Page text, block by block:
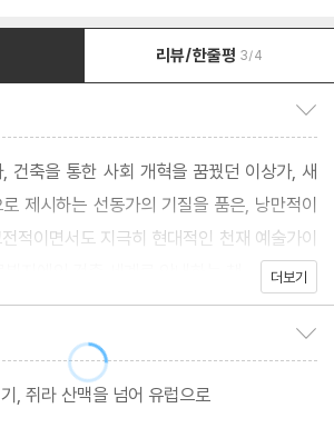
리뷰/한줄평 3/4
건축을 통한 사회 개혁을 꿈꿨던 이상가, 새
제시하는 선동가의 기질을 품은, 낭만적이
적이면서도 지극히 현대적인 천재 예술가이
더보기
, 쥐라 산맥을 넘어 유럽으로